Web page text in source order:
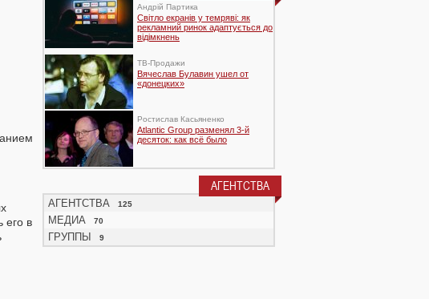
его в
Андрій Партика
Світло екранів у темряві: як
рекламний ринок адаптується до
відімкнень
TВ-Продажи
Вячеслав Булавин ушел от
«донецких»
Ростислав Касьяненко
Atlantic Group разменял 3-й
десяток: как всё было
АГЕНТСТВА
АГЕНТСТВА 125
МЕДИА 70
ГРУППЫ 9